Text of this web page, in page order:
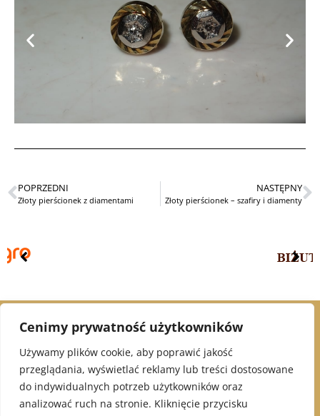
Cenimy prywatność użytkowników
Używamy plików cookie, aby poprawić jakość
przeglądania, wyświetlać reklamy lub treści dostosowane
do indywidualnych potrzeb użytkowników oraz
analizować ruch na stronie. Kliknięcie przycisku
POPRZEDNI
Złoty pierścionek z diamentami
NASTĘPNY
Złoty pierścionek – szafiry i diamenty
© 2021 Alex Jubiler
INFORMACJE: